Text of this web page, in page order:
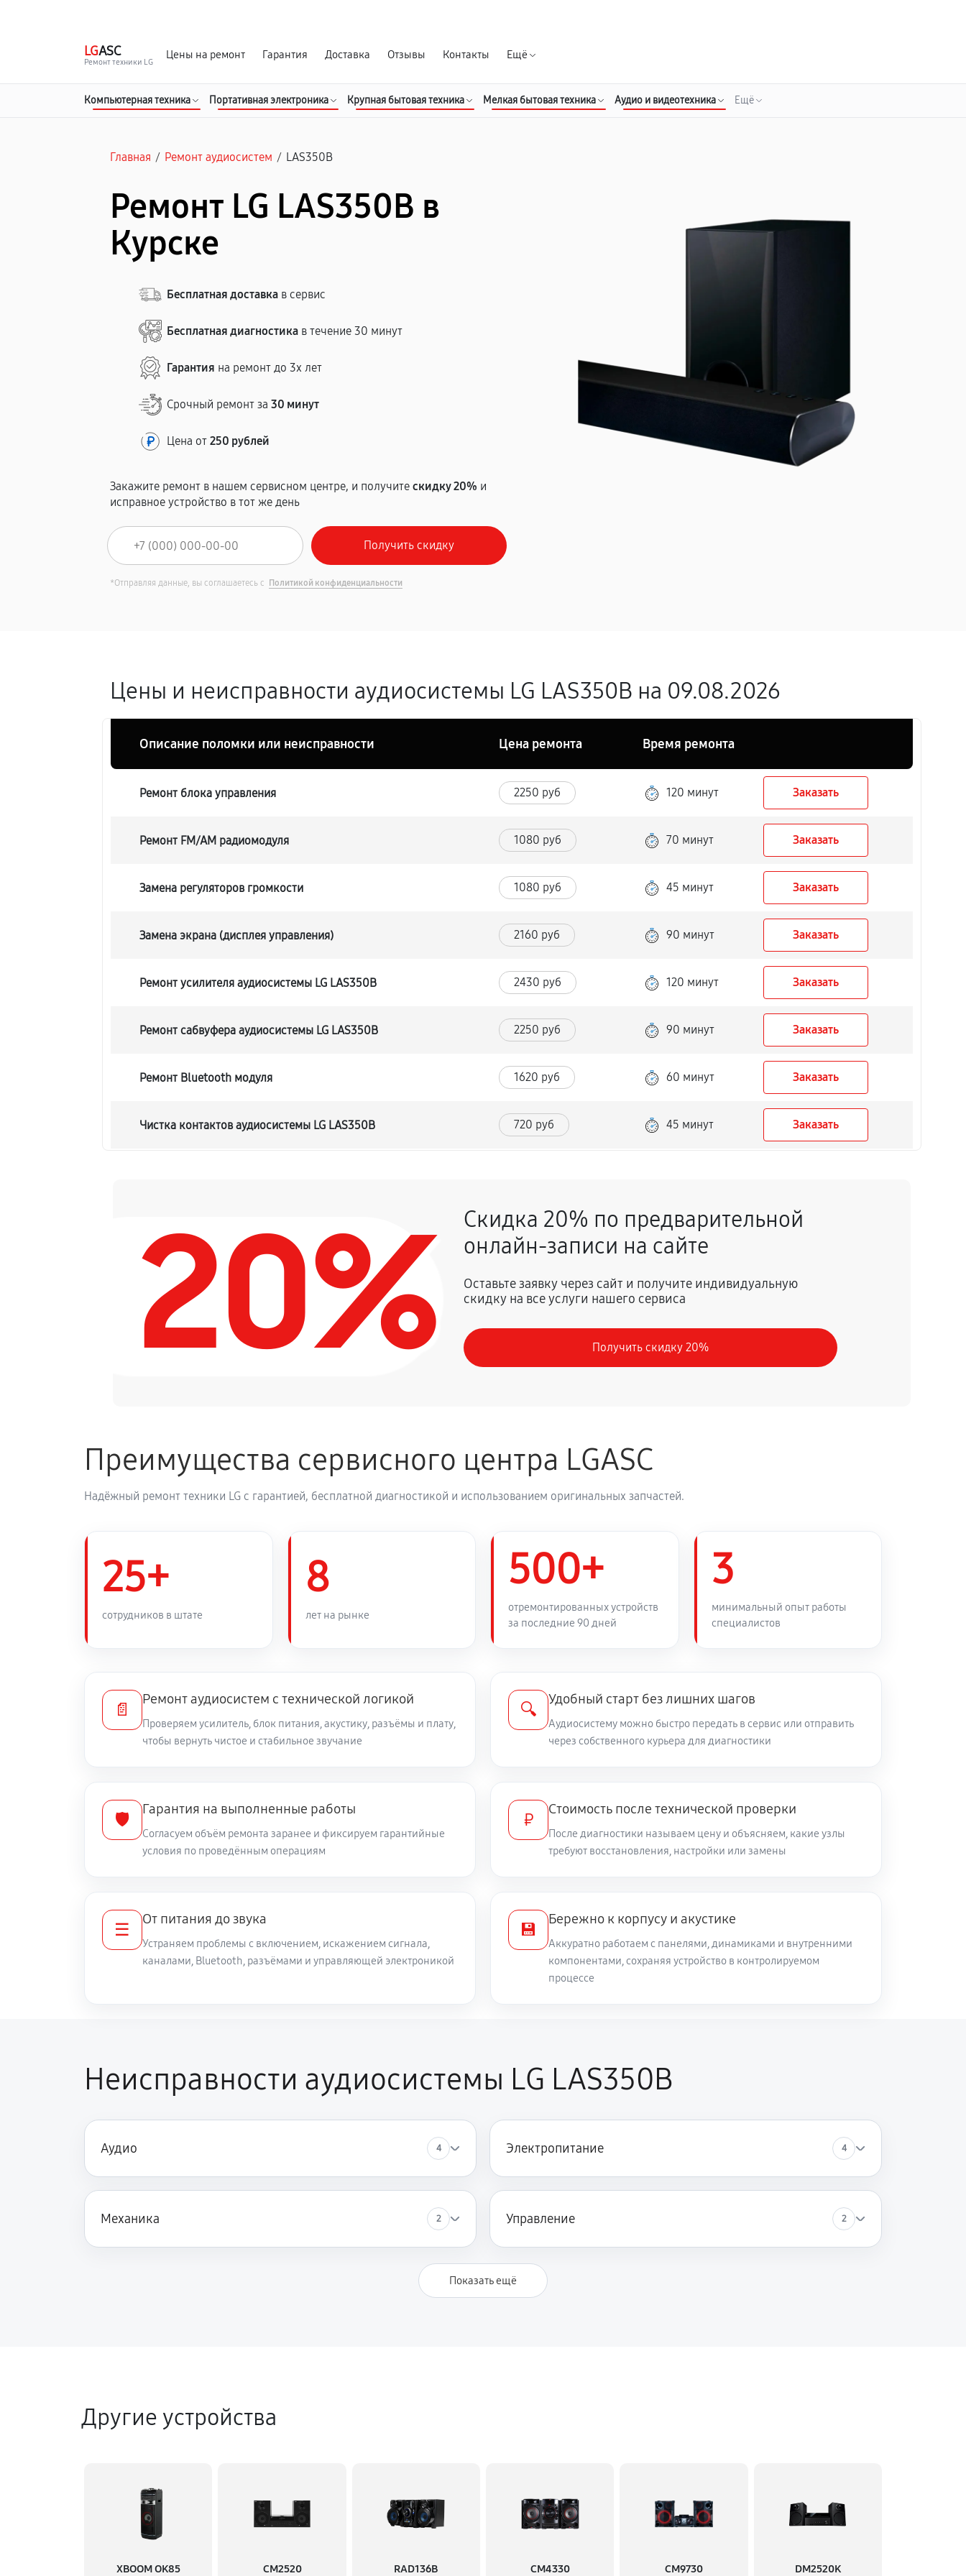
LGASC
Ремонт техники LG
Цены на ремонт Гарантия Доставка Отзывы Контакты Ещё
Компьютерная техника Портативная электроника Крупная бытовая техника Мелкая бытовая техника Аудио и видеотехника Ещё
Главная / Ремонт аудиосистем / LAS350B
Ремонт LG LAS350B в
Курске
Бесплатная доставка в сервис
Бесплатная диагностика в течение 30 минут
Гарантия на ремонт до 3х лет
Срочный ремонт за30 минут
Цена от250 рублей
Закажите ремонт в нашем сервисном центре, и получитескидку 20% и
исправное устройство в тот же день
*Отправляя данные, вы соглашаетесь с Политикой конфиденциальности
Цены и неисправности аудиосистемы LG LAS350B на 09.08.2026
Описание поломки или неисправности Цена ремонта Время ремонта
Ремонт блока управления 2250 руб 120 минут Заказать
Ремонт FM/AM радиомодуля 1080 руб 70 минут Заказать
Замена регуляторов громкости 1080 руб 45 минут Заказать
Замена экрана (дисплея управления) 2160 руб 90 минут Заказать
Ремонт усилителя аудиосистемы LG LAS350B 2430 руб 120 минут Заказать
Ремонт сабвуфера аудиосистемы LG LAS350B 2250 руб 90 минут Заказать
Ремонт Bluetooth модуля 1620 руб 60 минут Заказать
Чистка контактов аудиосистемы LG LAS350B 720 руб 45 минут Заказать
900 руб 40 минут Заказать
Восстановление после попадания влаги
Замена динамика аудиосистемы LG LAS350B
Заказать
Замена кабеля питания 810 руб
20%
Скидка 20% по предварительной
онлайн-записи на сайте
Оставьте заявку через сайт и получите индивидуальную
скидку на все услуги нашего сервиса
Получить скидку 20%
Преимущества сервисного центра LGASC
Надёжный ремонт техники LG с гарантией, бесплатной диагностикой и использованием оригинальных запчастей.
25+
сотрудников в штате
8
лет на рынке
500+
отремонтированных устройств
за последние 90 дней
3
минимальный опыт работы
специалистов
📄
Ремонт аудиосистем с технической логикой
Проверяем усилитель, блок питания, акустику, разъёмы и плату,
чтобы вернуть чистое и стабильное звучание
🔍
Удобный старт без лишних шагов
Аудиосистему можно быстро передать в сервис или отправить
через собственного курьера для диагностики
🛡️
Гарантия на выполненные работы
Согласуем объём ремонта заранее и фиксируем гарантийные
условия по проведённым операциям
₽
Стоимость после технической проверки
После диагностики называем цену и объясняем, какие узлы
требуют восстановления, настройки или замены
☰
От питания до звука
Устраняем проблемы с включением, искажением сигнала,
каналами, Bluetooth, разъёмами и управляющей электроникой
💾
Бережно к корпусу и акустике
Аккуратно работаем с панелями, динамиками и внутренними
компонентами, сохраняя устройство в контролируемом
процессе
Неисправности аудиосистемы LG LAS350B
Аудио 4 Электропитание 4
Механика 2 Управление 2
Показать ещё
Другие устройства
XBOOM OK85 CM2520 RAD136B CM4330 CM9730 DM2520K